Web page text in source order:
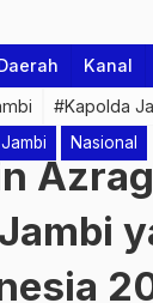
Kanal
#Kapolda
Jambi Nasional